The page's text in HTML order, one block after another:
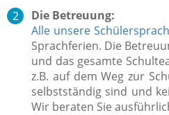
Die Betreuung:
Alle unsere
Sprachferien. Die
und das gesamte
z.B. auf dem Weg zur
selbstständig sind und
Wir beraten Sie